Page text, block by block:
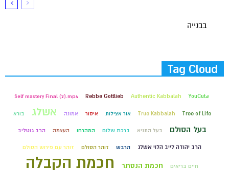
בבנייה
Tag Cloud
#YouCut
Authentic Kabbalah
Rebbe Gottlieb
Self mastery Final (2).mp4
Tree of Life
True Kabbalah אור אצילות איסור אמונה אשלג בורא
בעל הסולם בעל התניא ברכת שלום המהרחו העצמה הרב גוטליב
הרב יהודה לייב הלוי אשלג הרבש זוהר הסולם זוהר עם פירוש הסולם
חיים בריאים חכמת הנסתר חכמת הקבלה